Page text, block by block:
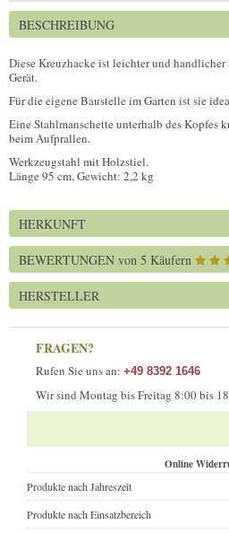
BESCHREIBUNG
Diese Kreuzhacke ist leichter und handlicher
Gerät.
Für die eigene Baustelle im Garten ist sie
Eine Stahlmanschette unterhalb des Kopfes
beim Aufprallen.
Werkzeugstahl mit Holzstiel.
Länge 95 cm, Gewicht: 2,2 kg
HERKUNFT
BEWERTUNGEN von 5 Käufern
HERSTELLER
FRAGEN?
Rufen Sie uns an: +49 8392 1646
Wir sind Montag bis Freitag 8:00 bis
Online
Produkte nach Jahreszeit
Produkte nach Einsatzbereich